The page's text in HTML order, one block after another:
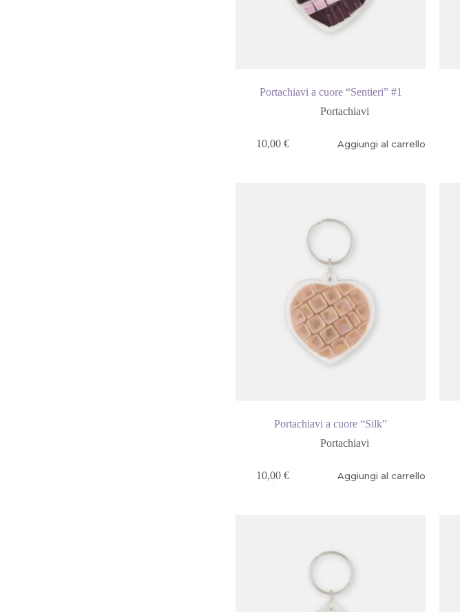
Portachiavi a cuore “Sentieri” #1
Portachiavi
10,00€ Aggiungi al carrello
Portachiavi a cuore “Silk”
Portachiavi
10,00€ Aggiungi al carrello